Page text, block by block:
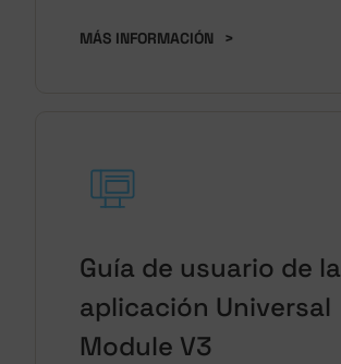
MÁS INFORMACIÓN >
Guía de usuario de la
aplicación Universal
Module V3